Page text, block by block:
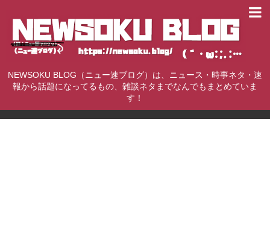
NEWSOKU BLOG（ニュー速ブログ）は、ニュース・時事ネタ・速
報から話題になってるもの、雑談ネタまでなんでもまとめていま
す！